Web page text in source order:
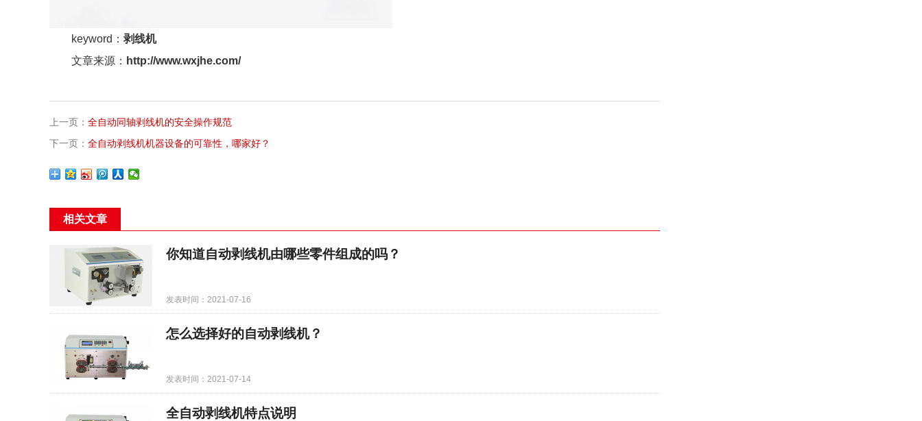
keyword： 剥线机
文章来源： http://www.wxjhe.com/
上一页： 全自动同轴剥线机的安全操作规范
下一页： 全自动剥线机机器设备的可靠性，哪家好？
相关文章
你知道自动剥线机由哪些零件组成的吗？
发表时间：2021-07-16
怎么选择好的自动剥线机？
发表时间：2021-07-14
全自动剥线机特点说明